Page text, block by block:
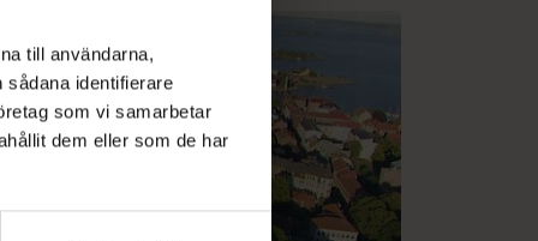
till användarna,
identifierare
som vi samarbetar
dem eller som de har